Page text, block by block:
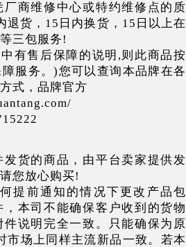
商维修中心或特约维修点的质
退货，15日内换货，15日以上在
三包服务!
有售后保障的说明,则此商品按
服务。)您可以查询本品牌在各
式，品牌官方
货的商品，由平台卖家提供发
您放心购买!
提前通知的情况下更改产品包
本司不能确保客户收到的货物
说明完全一致。只能确保为原
市场上同样主流新品一致。若本